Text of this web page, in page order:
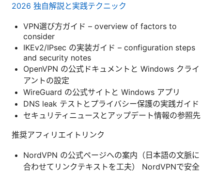
2026 独自解説と実践テクニック
VPN選び方ガイド – overview of factors to
consider
IKEv2/IPsec の実装ガイド – configuration steps
and security notes
OpenVPN の公式ドキュメントと Windows クライ
アントの設定
WireGuard の公式サイトと Windows アプリ
DNS leak テストとプライバシー保護の実践ガイド
セキュリティニュースとアップデート情報の参照先
推奨アフィリエイトリンク
NordVPN の公式ページへの案内（日本語の文脈に
合わせてリンクテキストを工夫） NordVPNで安全